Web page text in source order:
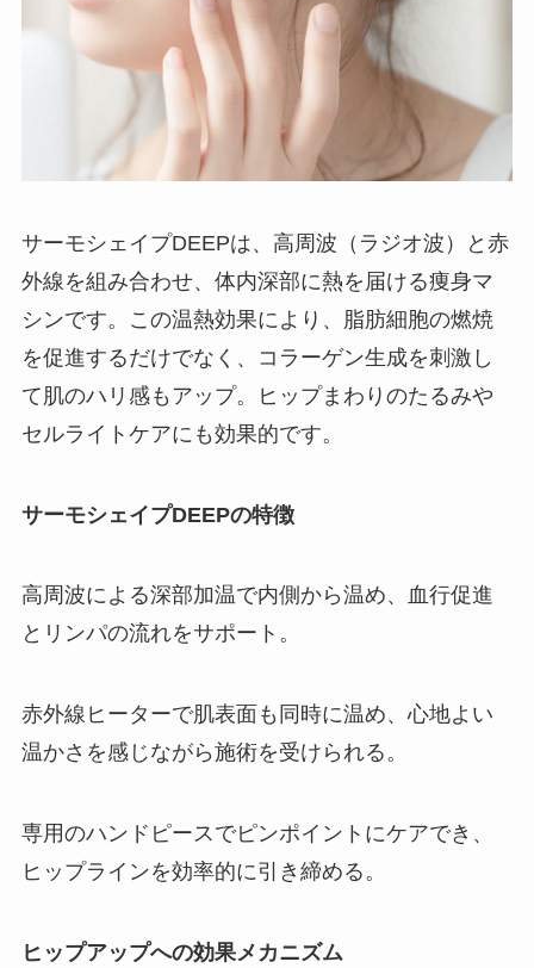
サーモシェイプDEEPは、高周波（ラジオ波）と赤
外線を組み合わせ、体内深部に熱を届ける痩身マ
シンです。この温熱効果により、脂肪細胞の燃焼
を促進するだけでなく、コラーゲン生成を刺激し
て肌のハリ感もアップ。ヒップまわりのたるみや
セルライトケアにも効果的です。
サーモシェイプDEEPの特徴
高周波による深部加温で内側から温め、血行促進
とリンパの流れをサポート。
赤外線ヒーターで肌表面も同時に温め、心地よい
温かさを感じながら施術を受けられる。
専用のハンドピースでピンポイントにケアでき、
ヒップラインを効率的に引き締める。
ヒップアップへの効果メカニズム